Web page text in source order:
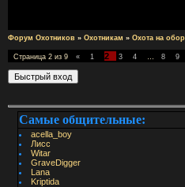
Форум Охотников » Охотникам » Охота на
Страница 2 из 9 « 1 2 3 4 … 8 9
Самые общительные:
acella_boy
Лисс
Witar
GraveDigger
Lana
Kriptida